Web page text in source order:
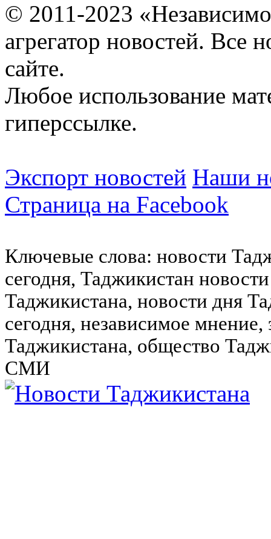
© 2011-2023
агрегатор новостей. Все
сайте.
Любое использование
гиперссылке.
Экспорт новостей Наши
Страница на Facebook
Ключевые слова: новости
сегодня, Таджикистан
Таджикистана, новости дня
сегодня, независимое
Таджикистана, общество
СМИ